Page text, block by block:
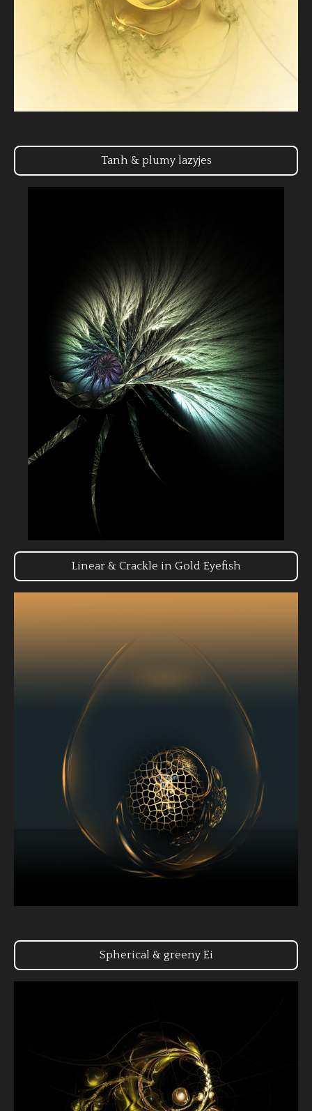
Tanh & plumy lazyjes
Linear & Crackle in Gold Eyefish
Spherical & greeny Ei